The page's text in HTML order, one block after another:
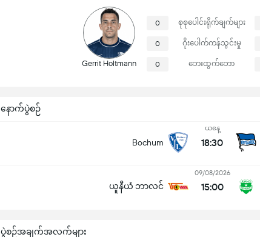
နောက်ပွဲစဉ်
Bochum
ယနေ့
18:30
ယူနီယံ ဘာလင်
09/08/2026
15:00
Gerrit Holtmann
0 စုစုပေါင်းရိုက်ချက်များ
0 ဂိုးပေါက်ကန်သွင်းမှု
0 ဘေးထွက်ဘော
ပွဲစဉ်အချက်အလက်များ